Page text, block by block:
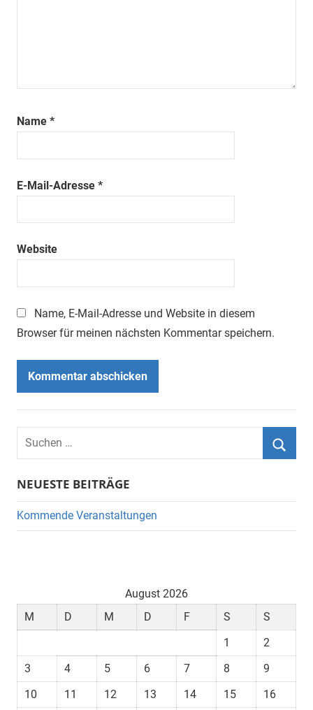
Name *
E-Mail-Adresse *
Website
Name, E-Mail-Adresse und Website in diesem
Browser für meinen nächsten Kommentar speichern.
Suchen
nach:
NEUESTE BEITRÄGE
Kommende Veranstaltungen
August 2026
M
D M D F S
S
1
2
3
4 5 6 7 8
9
10
11 12 13 14 15 16